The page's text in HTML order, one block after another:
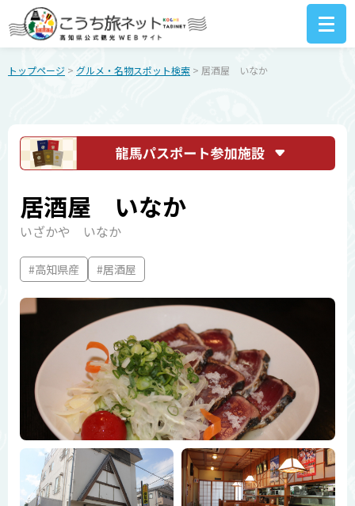
トップページ > グルメ・名物スポット検索 > 居酒屋 いなか
居酒屋 いなか
いざかや いなか
#高知県産 #居酒屋